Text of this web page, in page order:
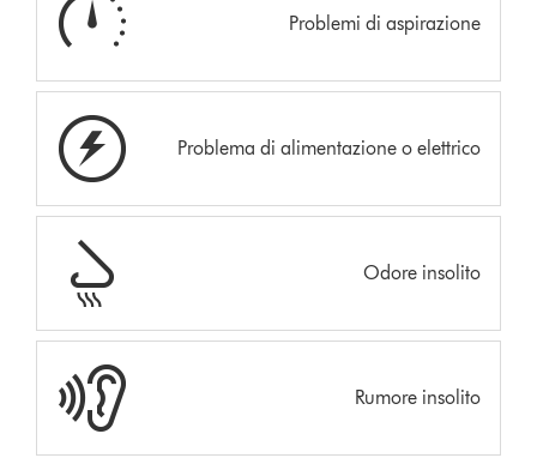
Problemi di aspirazione
Problema di alimentazione o elettrico
Odore insolito
Rumore insolito